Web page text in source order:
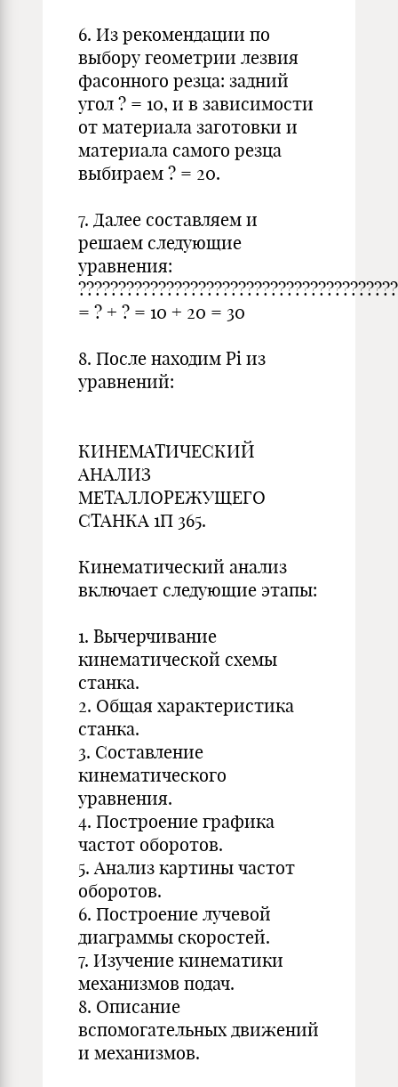
6. Из рекомендации по
выбору геометрии лезвия
фасонного резца: задний
угол ? = 10, и в зависимости
от материала заготовки и
материала самого резца
выбираем ? = 20.
7. Далее составляем и
решаем следующие
уравнения:
= ? + ? = 10 + 20 = 30
8. После находим Рi из
уравнений:
КИНЕМАТИЧЕСКИЙ
АНАЛИЗ
МЕТАЛЛОРЕЖУЩЕГО
СТАНКА 1П 365.
Кинематический анализ
включает следующие этапы:
1. Вычерчивание
кинематической схемы
станка.
2. Общая характеристика
станка.
3. Составление
кинематического
уравнения.
4. Построение графика
частот оборотов.
5. Анализ картины частот
оборотов.
6. Построение лучевой
диаграммы скоростей.
7. Изучение кинематики
механизмов подач.
8. Описание
вспомогательных движений
и механизмов.